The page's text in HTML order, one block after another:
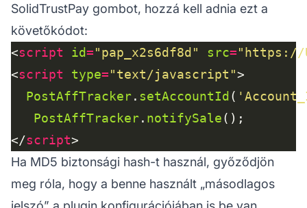
SolidTrustPay gombot, hozzá kell adnia ezt a
követőkódot:
<script id="pap_x2s6df8d" src="https://
<script type="text/javascript"
PostAffTracker. setAccountId(
PostAffTracker. notifySale
</script
Ha MD5 biztonsági hash-t használ, győződjön
meg róla, hogy a benne használt „másodlagos